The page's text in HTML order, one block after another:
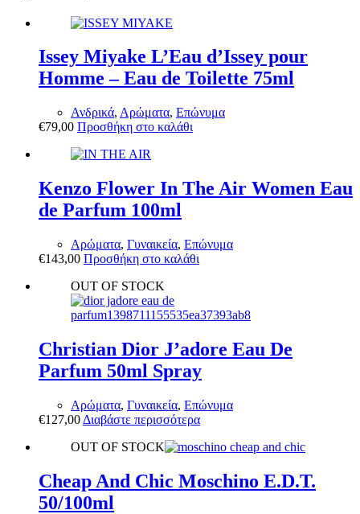
Issey Miyake L’Eau d’Issey pour
Homme – Eau de Toilette 75ml
Ανδρικά, Αρώματα, Επώνυμα
€79,00 Προσθήκη στο καλάθι
Kenzo Flower In The Air Women Eau
de Parfum 100ml
Αρώματα, Γυναικεία, Επώνυμα
€143,00 Προσθήκη στο καλάθι
OUT OF STOCK
Christian Dior J’adore Eau De
Parfum 50ml Spray
Αρώματα, Γυναικεία, Επώνυμα
€127,00 Διαβάστε περισσότερα
OUT OF STOCK
Cheap And Chic Moschino E.D.T.
50/100ml